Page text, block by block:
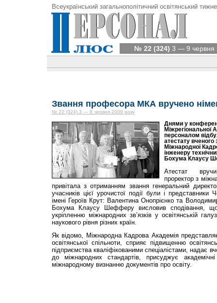
Всеукраїнський загальнополітичний освітянський
№ 22 (324) 3 — 9 червня
Звання професора МКА вручено
№ 22 (324) 3 — 9 червня 2009 року
Днями у
Міжрегіональної
персоналом
атестату
Міжнародної
інженеру
Бохума Клаусу
Атестат
проректор з
привітала з отриманням звання генеральний
учасників цієї урочистої події були і представники
імені Героїв Крут: Валентина Онопрієнко та
Бохума Клаусу Шефферу висловив сподівання,
укріпленню міжнародних зв’язків у освітянській
наукового рівня різних країн.
Як відомо, Міжнародна Кадрова Академія представляє
освітянської спільноти, сприяє підвищенню
підприємства кваліфікованими спеціалістами, надає
до міжнародних стандартів, присуджує
міжнародному визнанню документів про освіту.